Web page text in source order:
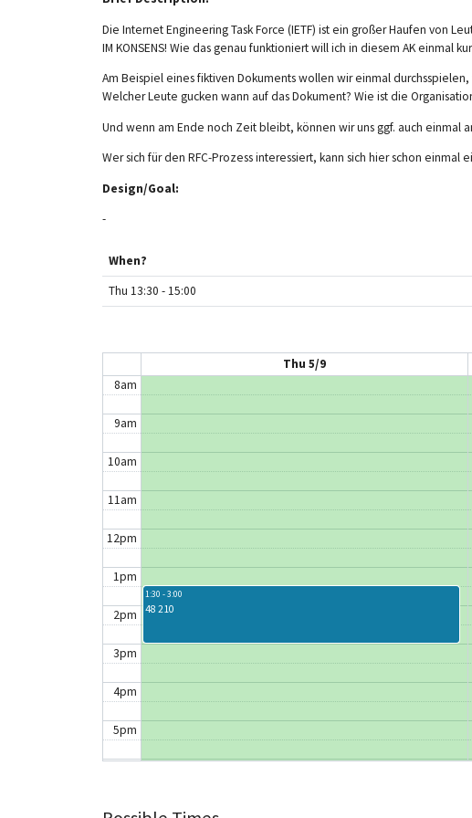
Die Internet Engineering Task Force (IETF) ist ein großer Haufen von
IM KONSENS! Wie das genau funktioniert will ich in diesem AK einmal
Am Beispiel eines fiktiven Dokuments wollen wir einmal
Welcher Leute gucken wann auf das Dokument? Wie ist die
Und wenn am Ende noch Zeit bleibt, können wir uns ggf. auch einmal
Wer sich für den RFC-Prozess interessiert, kann sich hier schon
Design/Goal:
-
When?
Thu 13:30 - 15:00
Thu 5/9
12am
2am
3am
5am
6am
8am
9am
10am
11am
12pm
1pm
2pm
3pm
4pm
5pm
1:30 - 3:00
48 210